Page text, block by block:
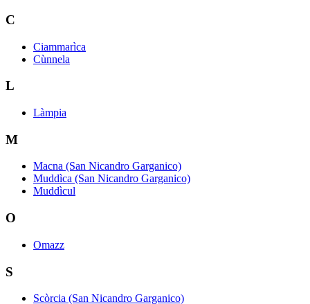
C
Ciammarìca
Cùnnela
L
Làmpia
M
Macna (San Nicandro Garganico)
Muddìca (San Nicandro Garganico)
Muddìcul
O
Omazz
S
Scòrcia (San Nicandro Garganico)